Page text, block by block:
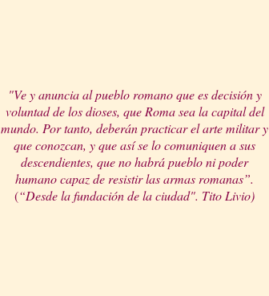
"Ve y anuncia al pueblo romano que es decisión y
voluntad de los dioses, que Roma sea la capital del
mundo. Por tanto, deberánpracticarel arte militar y
queconozcan, y que así se lo comuniquen a sus
descendientes, que no habrá pueblo ni poder
humano capaz de resistir las armas romanas”.
(“Desde la fundaciónde la ciudad". Tito Livio)